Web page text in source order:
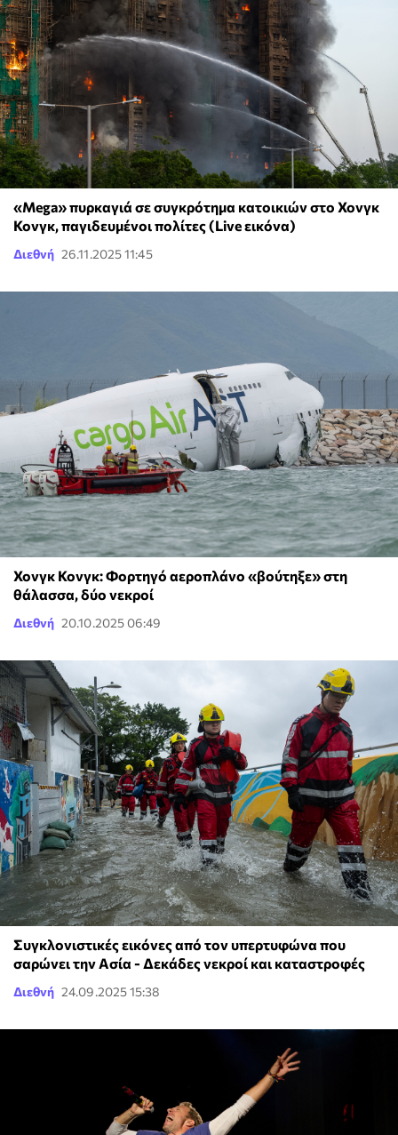
«Mega» πυρκαγιά σε συγκρότημα κατοικιών στο Χονγκ
Κονγκ, παγιδευμένοι πολίτες (Live εικόνα)
Διεθνή 26.11.2025 11:45
Χονγκ Κονγκ: Φορτηγό αεροπλάνο «βούτηξε» στη
θάλασσα, δύο νεκροί
Διεθνή 20.10.2025 06:49
Συγκλονιστικές εικόνες από τον υπερτυφώνα που
σαρώνει την Ασία - Δεκάδες νεκροί και καταστροφές
Διεθνή 24.09.2025 15:38